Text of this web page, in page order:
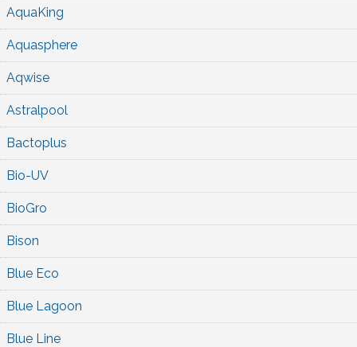
AquaKing
Aquasphere
Aqwise
Astralpool
Bactoplus
Bio-UV
BioGro
Bison
Blue Eco
Blue Lagoon
Blue Line